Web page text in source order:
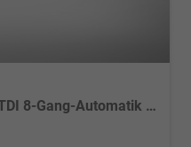
R-Line FINAL EDITION 3.0 TDI 8-Gang-Automatik 4MOTION